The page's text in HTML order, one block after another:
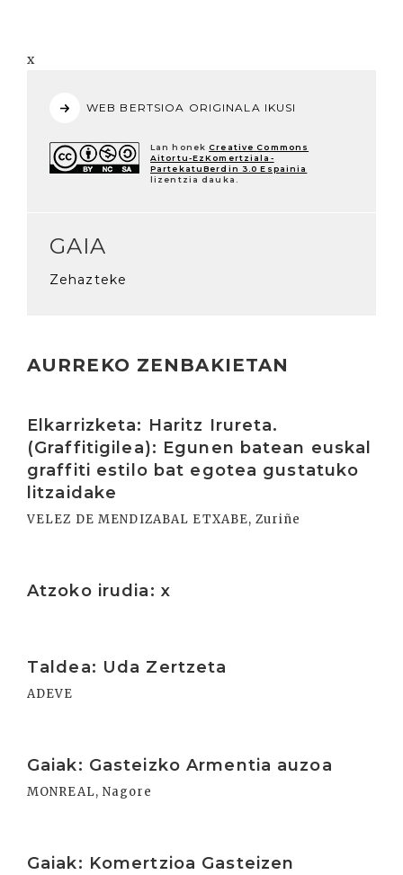
x
WEB BERTSIOA ORIGINALA IKUSI
Lan honek Creative Commons
Aitortu-EzKomertziala-
PartekatuBerdin 3.0 Espainia
lizentzia dauka.
GAIA
Zehazteke
AURREKO ZENBAKIETAN
Elkarrizketa: Haritz Irureta.
(Graffitigilea): Egunen batean euskal
graffiti estilo bat egotea gustatuko
litzaidake
VELEZ DE MENDIZABAL ETXABE, Zuriñe
Atzoko irudia: x
Taldea: Uda Zertzeta
ADEVE
Gaiak: Gasteizko Armentia auzoa
MONREAL, Nagore
Gaiak: Komertzioa Gasteizen